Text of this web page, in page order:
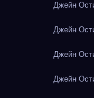
Джейн
Джейн
Джейн
Джейн